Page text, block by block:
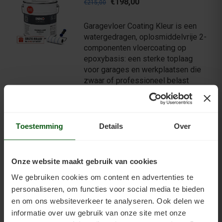
Toestemming Details Over
Onze website maakt gebruik van cookies
We gebruiken cookies om content en advertenties te
personaliseren, om functies voor social media te bieden
en om ons websiteverkeer te analyseren. Ook delen we
informatie over uw gebruik van onze site met onze
€215,00
Garagevloer Coating Kleur is een
watergedragen, oplosmiddelvrije 2-
componenten vloercoating op
epoxybasis: een sterke toplaag
voor garages en werkplaatsen die
zwaar of professioneel belast
worden. Voor garage en werkplaats
Deze epoxy vloercoating is gesch
BEKIJKEN
Vloersealer
€120,00 €113,30
Inno Coatings Vloersealer is een 1-